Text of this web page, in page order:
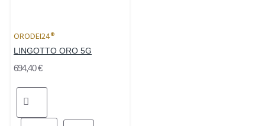
ORODEI24®
LINGOTTO ORO 5G
694,40 €